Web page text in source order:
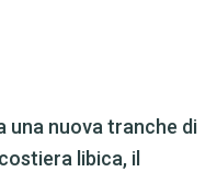
una nuova tranche di
libica, il